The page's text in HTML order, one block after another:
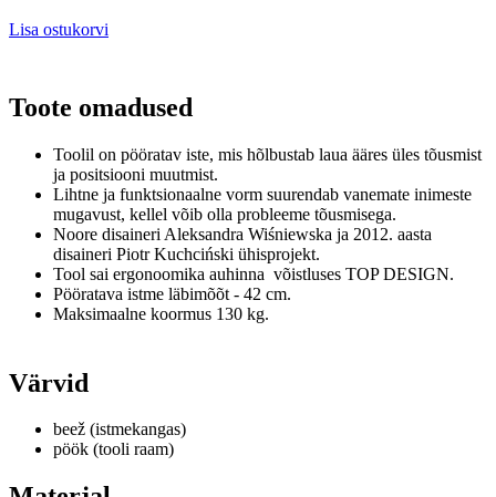
Lisa ostukorvi
Toote omadused
Toolil on pööratav iste, mis hõlbustab laua ääres üles tõusmist
ja positsiooni muutmist.
Lihtne ja funktsionaalne vorm suurendab vanemate inimeste
mugavust, kellel võib olla probleeme tõusmisega.
Noore disaineri Aleksandra Wiśniewska ja 2012. aasta
disaineri Piotr Kuchciński ühisprojekt.
Tool sai ergonoomika auhinna võistluses TOP DESIGN.
Pööratava istme läbimõõt - 42 cm.
Maksimaalne koormus 130 kg.
Värvid
beež (istmekangas)
pöök (tooli raam)